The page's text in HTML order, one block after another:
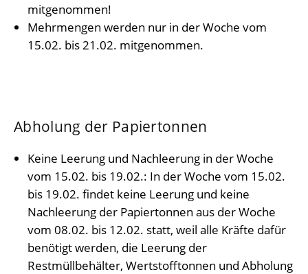
mitgenommen!
Mehrmengen werden nur in der Woche vom
15.02. bis 21.02. mitgenommen.
Abholung der Papiertonnen
Keine Leerung und Nachleerung in der Woche
vom 15.02. bis 19.02.: In der Woche vom 15.02.
bis 19.02. findet keine Leerung und keine
Nachleerung der Papiertonnen aus der Woche
vom 08.02. bis 12.02. statt, weil alle Kräfte dafür
benötigt werden, die Leerung der
Restmüllbehälter, Wertstofftonnen und Abholung